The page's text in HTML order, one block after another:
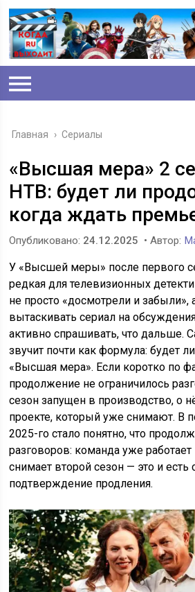
Главная › Сериалы
«Высшая мера» 2
НТВ: будет ли
когда ждать
Опубликовано: 24.12.2025 • Автор:
У «Высшей меры» после первого
редкая для телевизионных
не просто «досмотрели и забыли»,
вытаскивать сериал на
активно спрашивать, что дальше.
звучит почти как формула: будет
«Высшая мера». Если коротко по
продолжение не ограничилось
сезон запущен в производство, о
проекте, который уже снимают. В
2025-го стало понятно, что
разговоров: команда уже
снимает второй сезон — это и есть
подтверждение продления.